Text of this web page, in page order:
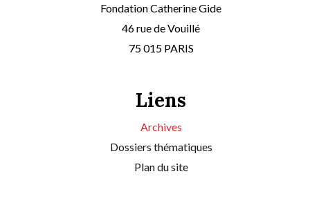
Fondation Catherine Gide
46 rue de Vouillé
75 015 PARIS
Liens
Archives
Dossiers thématiques
Plan du site